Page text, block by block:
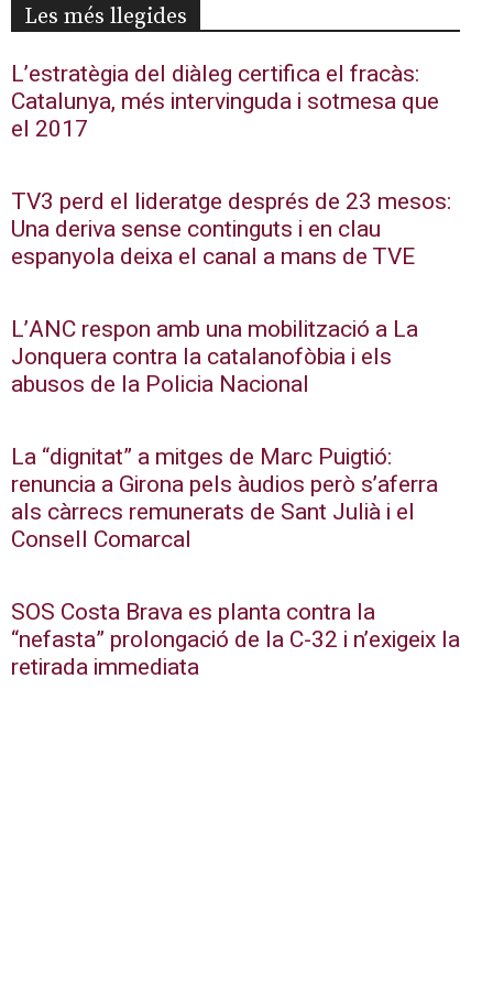
Les més llegides
L’estratègia del diàleg certifica el fracàs:
Catalunya, més intervinguda i sotmesa que
el 2017
TV3 perd el lideratge després de 23 mesos:
Una deriva sense continguts i en clau
espanyola deixa el canal a mans de TVE
L’ANC respon amb una mobilització a La
Jonquera contra la catalanofòbia i els
abusos de la Policia Nacional
La “dignitat” a mitges de Marc Puigtió:
renuncia a Girona pels àudios però s’aferra
als càrrecs remunerats de Sant Julià i el
Consell Comarcal
SOS Costa Brava es planta contra la
“nefasta” prolongació de la C-32 i n’exigeix la
retirada immediata